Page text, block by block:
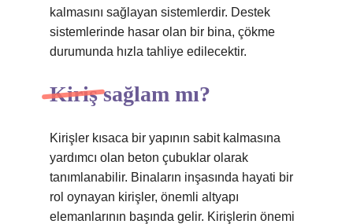
kalmasını sağlayan sistemlerdir. Destek
sistemlerinde hasar olan bir bina, çökme
durumunda hızla tahliye edilecektir.
Kiriş sağlam mı?
Kirişler kısaca bir yapının sabit kalmasına
yardımcı olan beton çubuklar olarak
tanımlanabilir. Binaların inşasında hayati bir
rol oynayan kirişler, önemli altyapı
elemanlarının başında gelir. Kirişlerin önemi